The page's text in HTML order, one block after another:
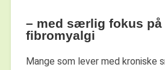
– med særlig fokus på
fibromyalgi
Mange som lever med kroniske